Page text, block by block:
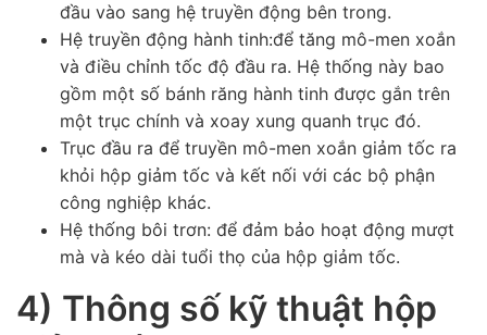
đầu vào sang hệ truyền động bên trong.
Hệ truyền động hành tinh:để tăng mô-men xoắn
và điều chỉnh tốc độ đầu ra. Hệ thống này bao
gồm một số bánh răng hành tinh được gắn trên
một trục chính và xoay xung quanh trục đó.
Trục đầu ra để truyền mô-men xoắn giảm tốc ra
khỏi hộp giảm tốc và kết nối với các bộ phận
công nghiệp khác.
Hệ thống bôi trơn: để đảm bảo hoạt động mượt
mà và kéo dài tuổi thọ của hộp giảm tốc.
4) Thông số kỹ thuật hộp